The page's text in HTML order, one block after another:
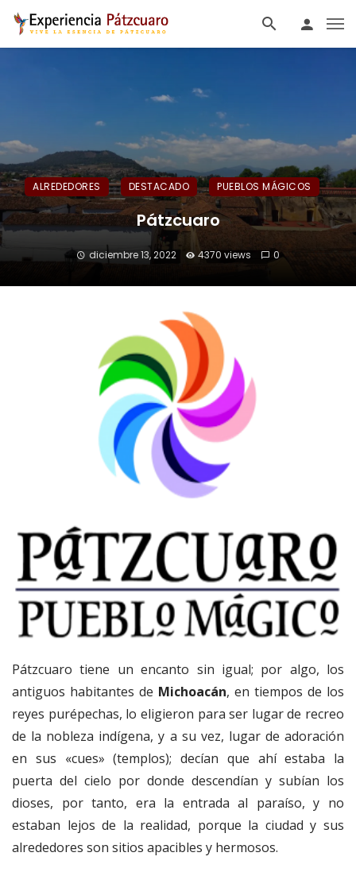
ALREDEDORES DESTACADO PUEBLOS MÁGICOS
Pátzcuaro
diciembre 13, 2022 4370 views 0
Pátzcuaro tiene un encanto sin igual; por algo, los
antiguos habitantes de Michoacán, en tiempos de los
reyes purépechas, lo eligieron para ser lugar de recreo
de la nobleza indígena, y a su vez, lugar de adoración
en sus «cues» (templos); decían que ahí estaba la
puerta del cielo por donde descendían y subían los
dioses, por tanto, era la entrada al paraíso, y no
estaban lejos de la realidad, porque la ciudad y sus
alrededores son sitios apacibles y hermosos.